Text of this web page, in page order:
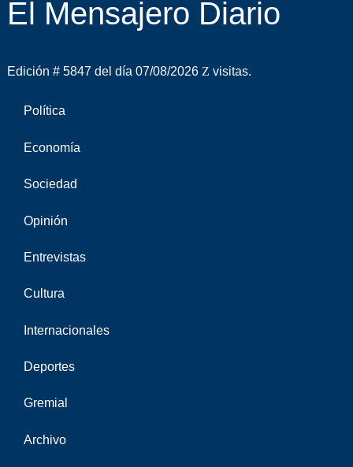
El Mensajero Diario
Edición # 5847 del día 07/08/2026 visitas.
Política
Economía
Sociedad
Opinión
Entrevistas
Cultura
Internacionales
Deportes
Gremial
Archivo